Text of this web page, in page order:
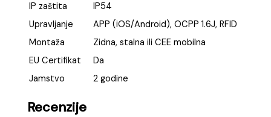
IP zaštita
IP54
Upravljanje
APP (iOS/Android), OCPP 1.6J, RFID
Montaža
Zidna, stalna ili CEE mobilna
EU Certifikat
Da
Jamstvo
2 godine
Recenzije